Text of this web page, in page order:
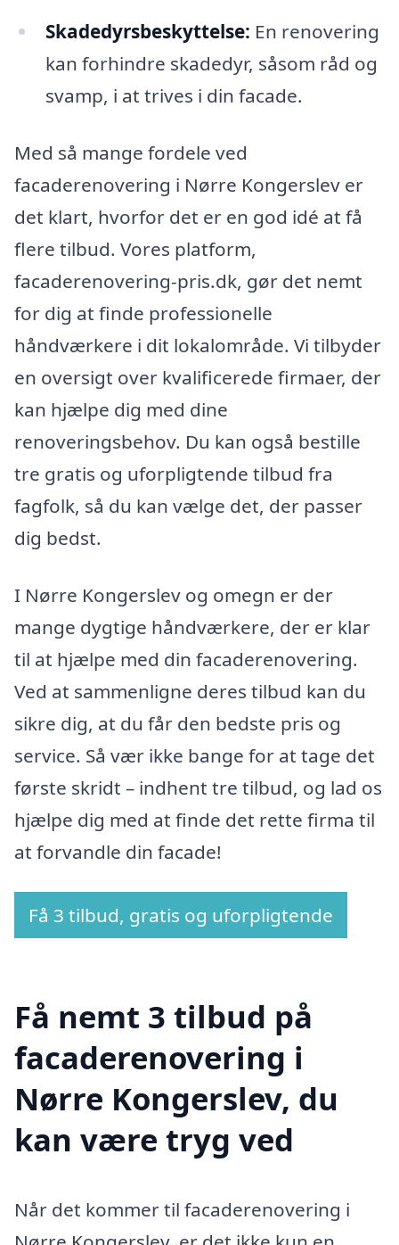
Skadedyrsbeskyttelse: En renovering
kan forhindre skadedyr, såsom råd og
svamp, i at trives i din facade.
Med så mange fordele ved
facaderenovering i Nørre Kongerslev er
det klart, hvorfor det er en god idé at få
flere tilbud. Vores platform,
facaderenovering-pris.dk, gør det nemt
for dig at finde professionelle
håndværkere i dit lokalområde. Vi tilbyder
en oversigt over kvalificerede firmaer, der
kan hjælpe dig med dine
renoveringsbehov. Du kan også bestille
tre gratis og uforpligtende tilbud fra
fagfolk, så du kan vælge det, der passer
dig bedst.
I Nørre Kongerslev og omegn er der
mange dygtige håndværkere, der er klar
til at hjælpe med din facaderenovering.
Ved at sammenligne deres tilbud kan du
sikre dig, at du får den bedste pris og
service. Så vær ikke bange for at tage det
første skridt – indhent tre tilbud, og lad os
hjælpe dig med at finde det rette firma til
at forvandle din facade!
Få 3 tilbud, gratis og uforpligtende
Få nemt 3 tilbud på
facaderenovering i
Nørre Kongerslev, du
kan være tryg ved
Når det kommer til facaderenovering i